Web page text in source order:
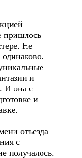
пришлось
Не
одинаково.
и
И она с
и
отъезда
с
получалось.